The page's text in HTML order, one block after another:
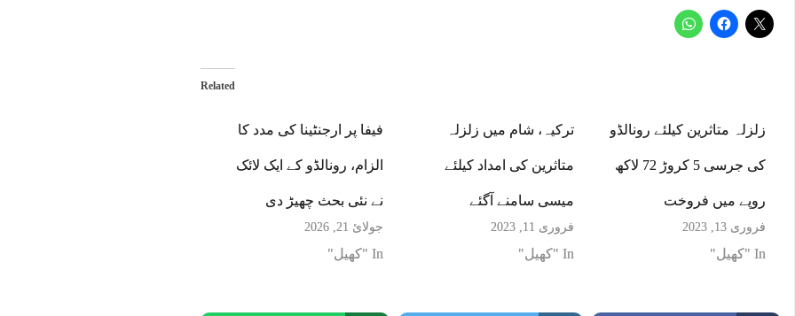
Related
فیفا پر ارجنٹینا کی مدد کا
الزام، رونالڈو کے ایک لائک
نے نئی بحث چھیڑ دی
جولائ 21, 2026
In "کھیل"
ترکیہ، شام میں زلزلہ
متاثرین کی امداد کیلئے
میسی سامنے آگئے
فروری 11, 2023
In "کھیل"
زلزلہ متاثرین کیلئے رونالڈو
کی جرسی 5 کروڑ 72 لاکھ
روپے میں فروخت
فروری 13, 2023
In "کھیل"